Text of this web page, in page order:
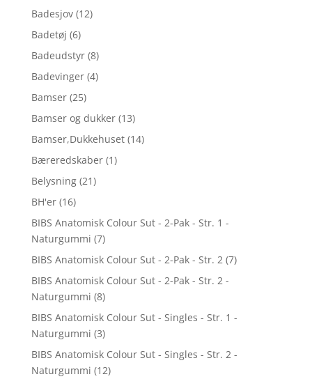
Badesjov (12)
Badetøj (6)
Badeudstyr (8)
Badevinger (4)
Bamser (25)
Bamser og dukker (13)
Bamser,Dukkehuset (14)
Bæreredskaber (1)
Belysning (21)
BH'er (16)
BIBS Anatomisk Colour Sut - 2-Pak - Str. 1 -
Naturgummi (7)
BIBS Anatomisk Colour Sut - 2-Pak - Str. 2 (7)
BIBS Anatomisk Colour Sut - 2-Pak - Str. 2 -
Naturgummi (8)
BIBS Anatomisk Colour Sut - Singles - Str. 1 -
Naturgummi (3)
BIBS Anatomisk Colour Sut - Singles - Str. 2 -
Naturgummi (12)